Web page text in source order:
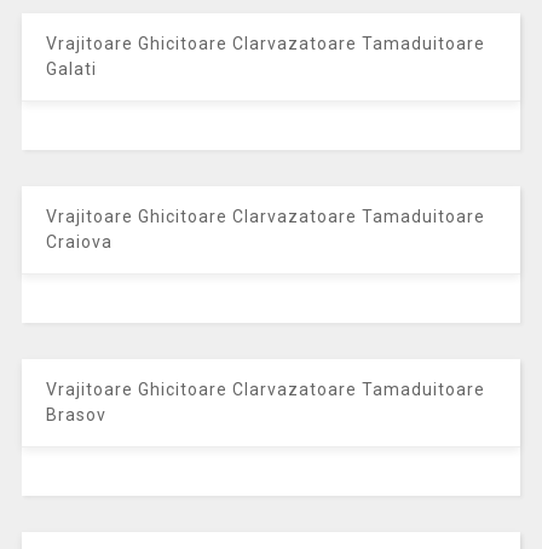
Vrajitoare Ghicitoare Clarvazatoare Tamaduitoare
Galati
Vrajitoare Ghicitoare Clarvazatoare Tamaduitoare
Craiova
Vrajitoare Ghicitoare Clarvazatoare Tamaduitoare
Brasov